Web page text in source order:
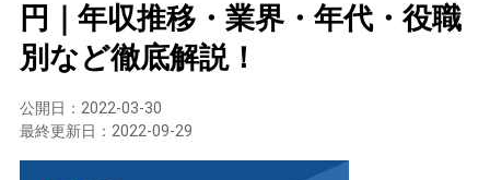
円｜年収推移・業界・年代・役職
別など徹底解説！
公開日： 2022-03-30
最終更新日： 2022-09-29